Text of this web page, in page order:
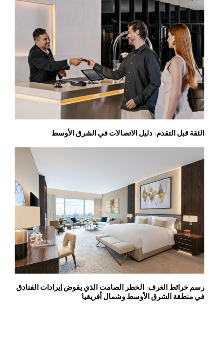
الثقة قبل التقدم: دليل الاتصالات في الشرق الأوسط
رسم خرائط الغرف: الخطر الصامت الذي يقوض إيرادات الفنادق
في منطقة الشرق الأوسط وشمال أفريقيا